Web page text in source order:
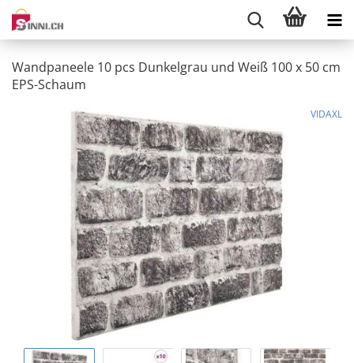
Wandpaneele 10 pcs Dunkelgrau und Weiß 100 x 50 cm
EPS-Schaum
VIDAXL